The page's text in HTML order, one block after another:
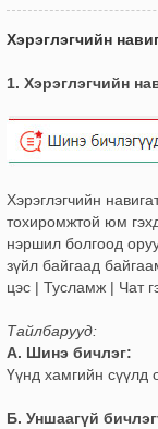
Хэрэглэгчийн
1. Хэрэглэгчийн
Хэрэглэгчийн
тохиромжтой юм
нэршил болгоод
зүйл байгаад
цэс | Тусламж | Чат
Тайлбарууд:
А. Шинэ бичлэг:
Үүнд хамгийн сүүлд
Б. Уншаагүй